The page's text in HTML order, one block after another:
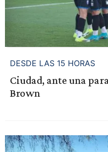
DESDE LAS 15 HORAS
Ciudad, ante una
Brown